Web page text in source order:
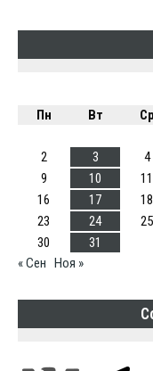
Пн
Вт Ср
2
3 4
9
10 11
16
17 18
23
24 25
30
31
« Сен Ноя »